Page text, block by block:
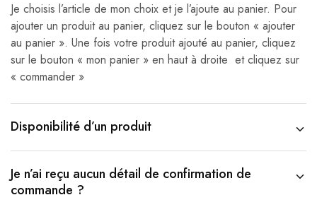
Je choisis l’article de mon choix et je l’ajoute au panier. Pour
ajouter un produit au panier, cliquez sur le bouton « ajouter
au panier ». Une fois votre produit ajouté au panier, cliquez
sur le bouton « mon panier » en haut à droite et cliquez sur
« commander »
Disponibilité d’un produit
Je n’ai reçu aucun détail de confirmation de
commande ?